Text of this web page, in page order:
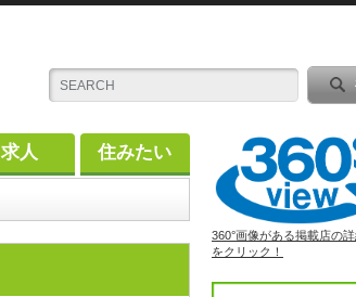
求人 住みたい
360°画像がある掲載店の
をクリック！